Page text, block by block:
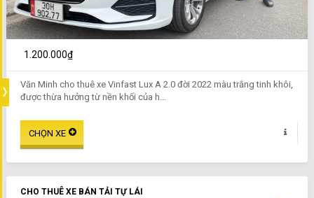
1.200.000₫
Văn Minh cho thuê xe Vinfast Lux A 2.0 đời 2022 màu trắng tinh khôi,
được thừa hưởng từ nền khối của h...
CHO THUÊ XE BÁN TẢI TỰ LÁI